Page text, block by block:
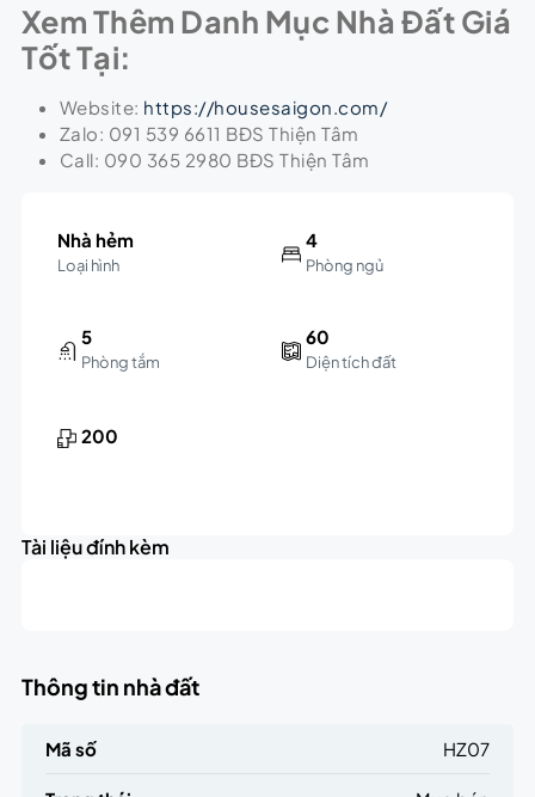
Xem Thêm Danh Mục Nhà Đất Giá
Tốt Tại:
Website: https://housesaigon.com/
Zalo: 091 539 6611 BĐS Thiện Tâm
Call: 090 365 2980 BĐS Thiện Tâm
Nhà hẻm
Loại hình
4
Phòng ngủ
5
Phòng tắm
60
Diện tích đất
200
Tài liệu đính kèm
Thông tin nhà đất
Mã số HZ07